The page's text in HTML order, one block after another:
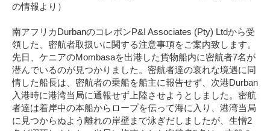
の情報より）
南アフリカDurbanのコレポンP&I Associates (Pty) Ltdから受
領した、密航者取扱いに関する注意事項をご案内致します。
先日、ケニアのMombasaを出港した貨物船内に密航者7名が
潜んでいるのが見つかりました。密航者達の哀れな境遇に同
情した船長は、密航者の乗船を船主に報告せず、次港Durban
入港時に港湾当局に通報せず上陸させようとしました。密航
者達は着岸中の本船からロープを伝って海に入り、港湾当局
に見つからぬよう離れの岸壁まで泳ぎだしましたが、生憎2